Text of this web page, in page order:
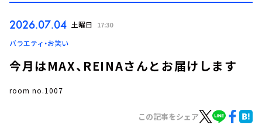
ログイン
2026.07.04 土曜日 17:30
バラエティ・お笑い
今月はMAX、REINAさんとお届けします
room no.1007
この記事をシェア